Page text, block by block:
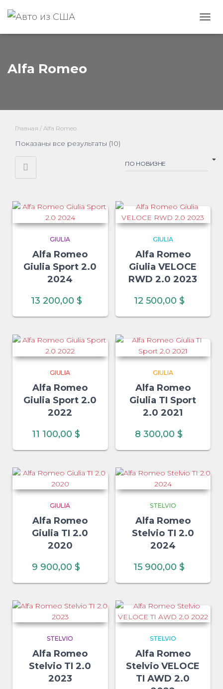
Alfa Romeo
Главная / Alfa Romeo
Показаны все результаты (10)
недавние
GIULIA
Alfa Romeo
Giulia Sport 2.0
2024
13 200,00 $
GIULIA
Alfa Romeo
Giulia VELOCE
RWD 2.0 2023
12 500,00 $
GIULIA
Alfa Romeo
Giulia Sport 2.0
2022
11 100,00 $
GIULIA
Alfa Romeo
Giulia TI Sport
2.0 2021
8 300,00 $
GIULIA
Alfa Romeo
Giulia TI 2.0
2020
9 900,00 $
STELVIO
Alfa Romeo
Stelvio TI 2.0
2024
15 900,00 $
STELVIO
Alfa Romeo
Stelvio TI 2.0
2023
STELVIO
Alfa Romeo
Stelvio VELOCE
TI AWD 2.0